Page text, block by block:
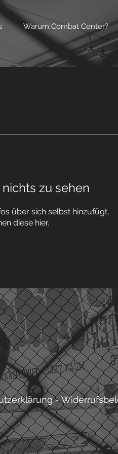
Warum Combat Center?
zu sehen
über sich selbst hinzufügt,
diese hier.
-